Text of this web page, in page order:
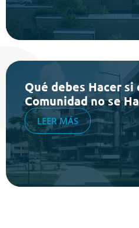
Qué debes Hacer si
Comunidad no se
LEER MÁS